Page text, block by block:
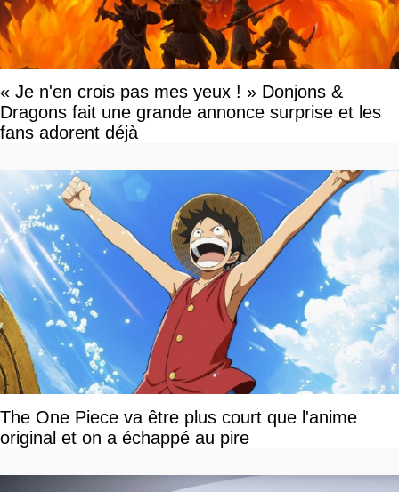
« Je n'en crois pas mes yeux ! » Donjons &
Dragons fait une grande annonce surprise et les
fans adorent déjà
The One Piece va être plus court que l'anime
original et on a échappé au pire